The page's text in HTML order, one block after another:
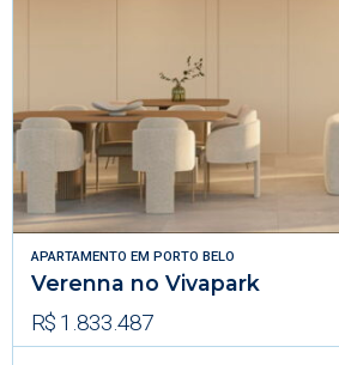
APARTAMENTO EM PORTO BELO
Verenna no Vivapark
R$ 1.833.487